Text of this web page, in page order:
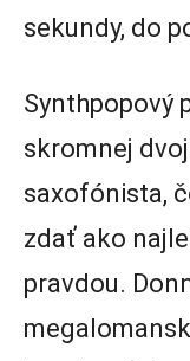
sekundy, do
Synthpopový
skromnej
saxofónista,
zdať ako
pravdou.